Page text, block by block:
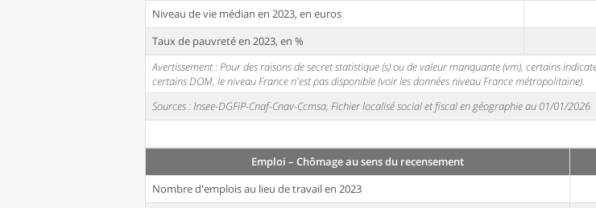
Niveau de vie médian en 2023, en euros
Taux de pauvreté en 2023, en %
Avertissement : Pour des raisons de secret statistique (s) ou de valeur manquante (vm), certains
certains DOM, le niveau France n'est pas disponible (voir les données niveau France métropolitaine).
Sources : Insee-DGFiP-Cnaf-Cnav-Ccmsa, Fichier localisé social et fiscal en géographie au 01/01/2026
Emploi – Chômage au sens du recensement
Nombre d'emplois au lieu de travail en 2023